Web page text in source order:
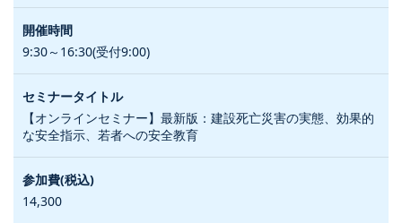
9:30～16:30(受付9:00)
【オンラインセミナー】最新版：建設死亡災害の実態、効果的
な安全指示、若者への安全教育
14,300